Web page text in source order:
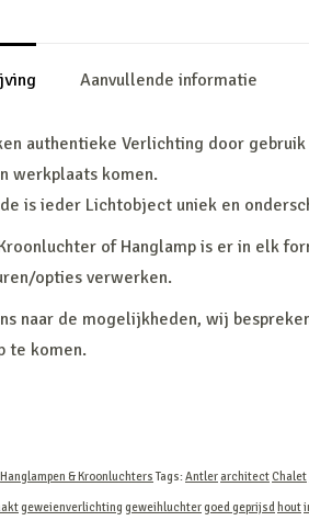
Aanvullende informatie
authentieke Verlichting door
werkplaats komen.
is ieder Lichtobject uniek en
of Hanglamp is er in elk
opties verwerken.
naar de mogelijkheden, wij
te komen.
Hanglampen & Kroonluchters Tags:Antler architectChalet
geweienverlichtinggeweihluchtergoed geprijsd hout